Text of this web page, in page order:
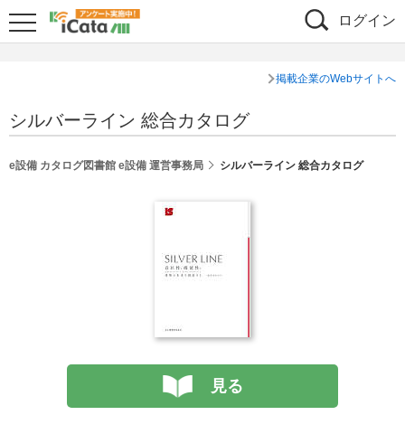
ログイン
掲載企業のWebサイトへ
シルバーライン 総合カタログ
e設備 カタログ図書館 e設備 運営事務局 シルバーライン 総合カタログ
見る